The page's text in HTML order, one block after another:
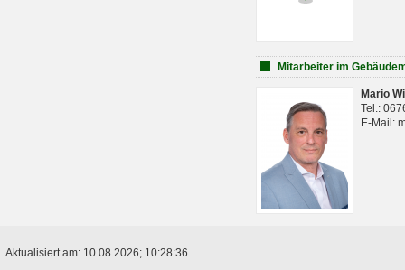
Mitarbeiter im
Mario
Tel.:
E-Mail:
Aktualisiert am: 10.08.2026; 10:28:36